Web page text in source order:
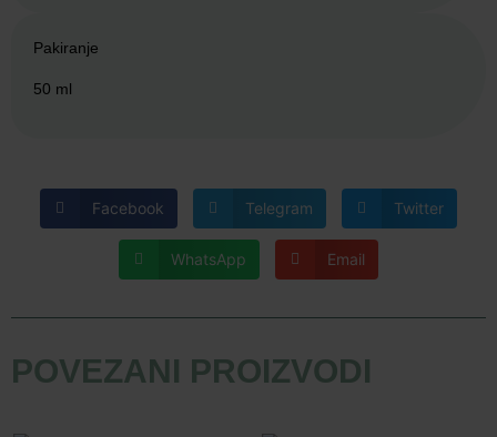
Pakiranje
50 ml
Facebook Telegram Twitter
WhatsApp Email
POVEZANI PROIZVODI